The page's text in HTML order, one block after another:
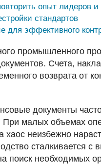
опыт лидеров
стандартов
для эффективного
промышленного
Счета,
возврата от
документы
малых объемах
хаос неизбежно
сталкивается
поиск необходимых